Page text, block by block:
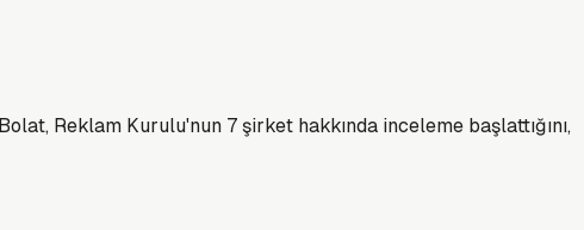
Reklam Kurulu'nun 7 şirket hakkında inceleme başlattığını,